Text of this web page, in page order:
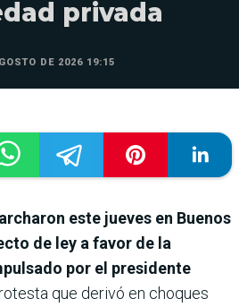
privada
DE 2026 19:15
este jueves en Buenos
de ley a favor de la
por el presidente
que derivó en choques